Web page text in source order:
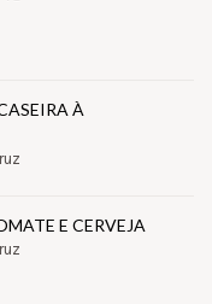
À
E CERVEJA